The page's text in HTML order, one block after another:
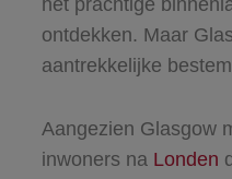
ontdekken. Maar
aantrekkelijke
Aangezien Glasgow
inwoners na Londen